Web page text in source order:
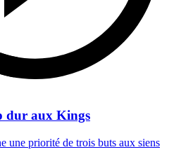
dur aux Kings
priorité de trois buts aux siens